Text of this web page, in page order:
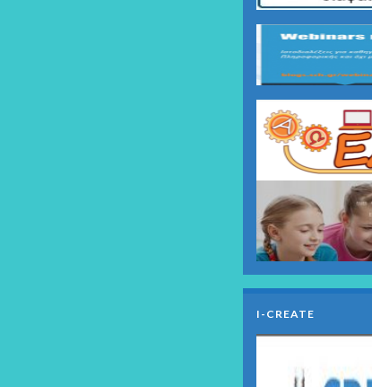
I-CREATE